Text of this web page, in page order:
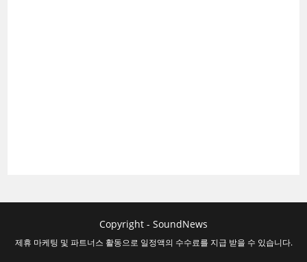
Copyright - SoundNews
제휴 마케팅 및 파트너스 활동으로 일정액의 수수료를 지급 받을 수 있습니다.